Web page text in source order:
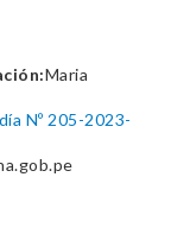
Maria
Nº 205-2023-